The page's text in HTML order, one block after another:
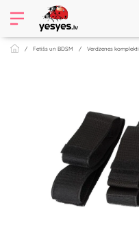
Fetišs un BDSM Verdzenes komplekti